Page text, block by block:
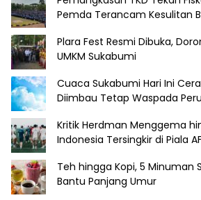
Pemda Terancam Kesulitan
Plara Fest Resmi Dibuka,
UMKM Sukabumi
Cuaca Sukabumi Hari Ini
Diimbau Tetap Waspada
Kritik Herdman Menggema
Indonesia Tersingkir di Piala
Teh hingga Kopi, 5 Minuman
Bantu Panjang Umur